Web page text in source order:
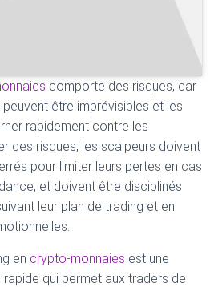
comporte des risques, car
être imprévisibles et les
rapidement contre les
ces risques, les scalpeurs doivent
pour limiter leurs pertes en cas
et doivent être disciplinés
leur plan de trading et en
en crypto-monnaies est une
qui permet aux traders de